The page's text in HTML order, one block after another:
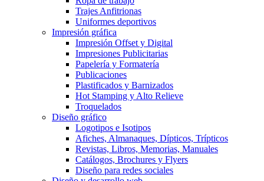
Trajes Anfitrionas
Uniformes deportivos
Impresión gráfica
Impresión Offset y Digital
Impresiones Publicitarias
Papelería y Formatería
Publicaciones
Plastificados y Barnizados
Hot Stamping y Alto Relieve
Troquelados
Diseño gráfico
Logotipos e Isotipos
Afiches, Almanaques, Dípticos, Trípticos
Revistas, Libros, Memorias, Manuales
Catálogos, Brochures y Flyers
Diseño para redes sociales